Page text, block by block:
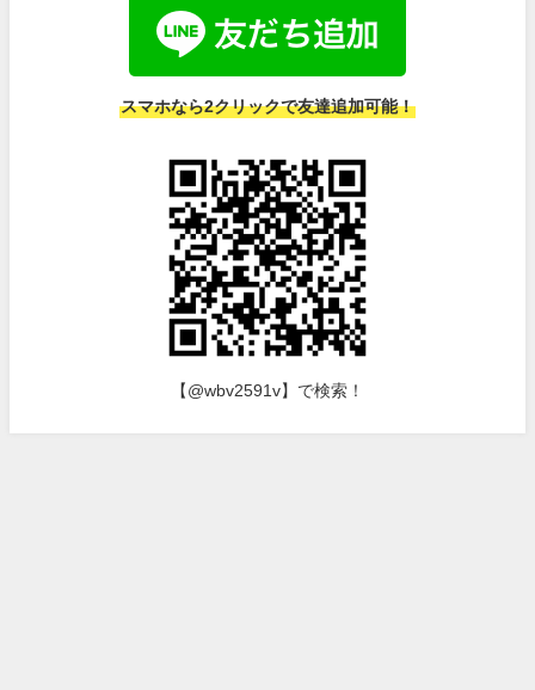
スマホなら2クリックで友達追加可能！
【@wbv2591v】で検索！